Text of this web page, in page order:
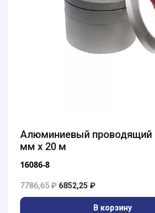
Алюминиевый проводящий
мм х 20 м
16086-8
7786,65 ₽ Первоначальная цена
6852,25 ₽Текущая цена:
В корзину